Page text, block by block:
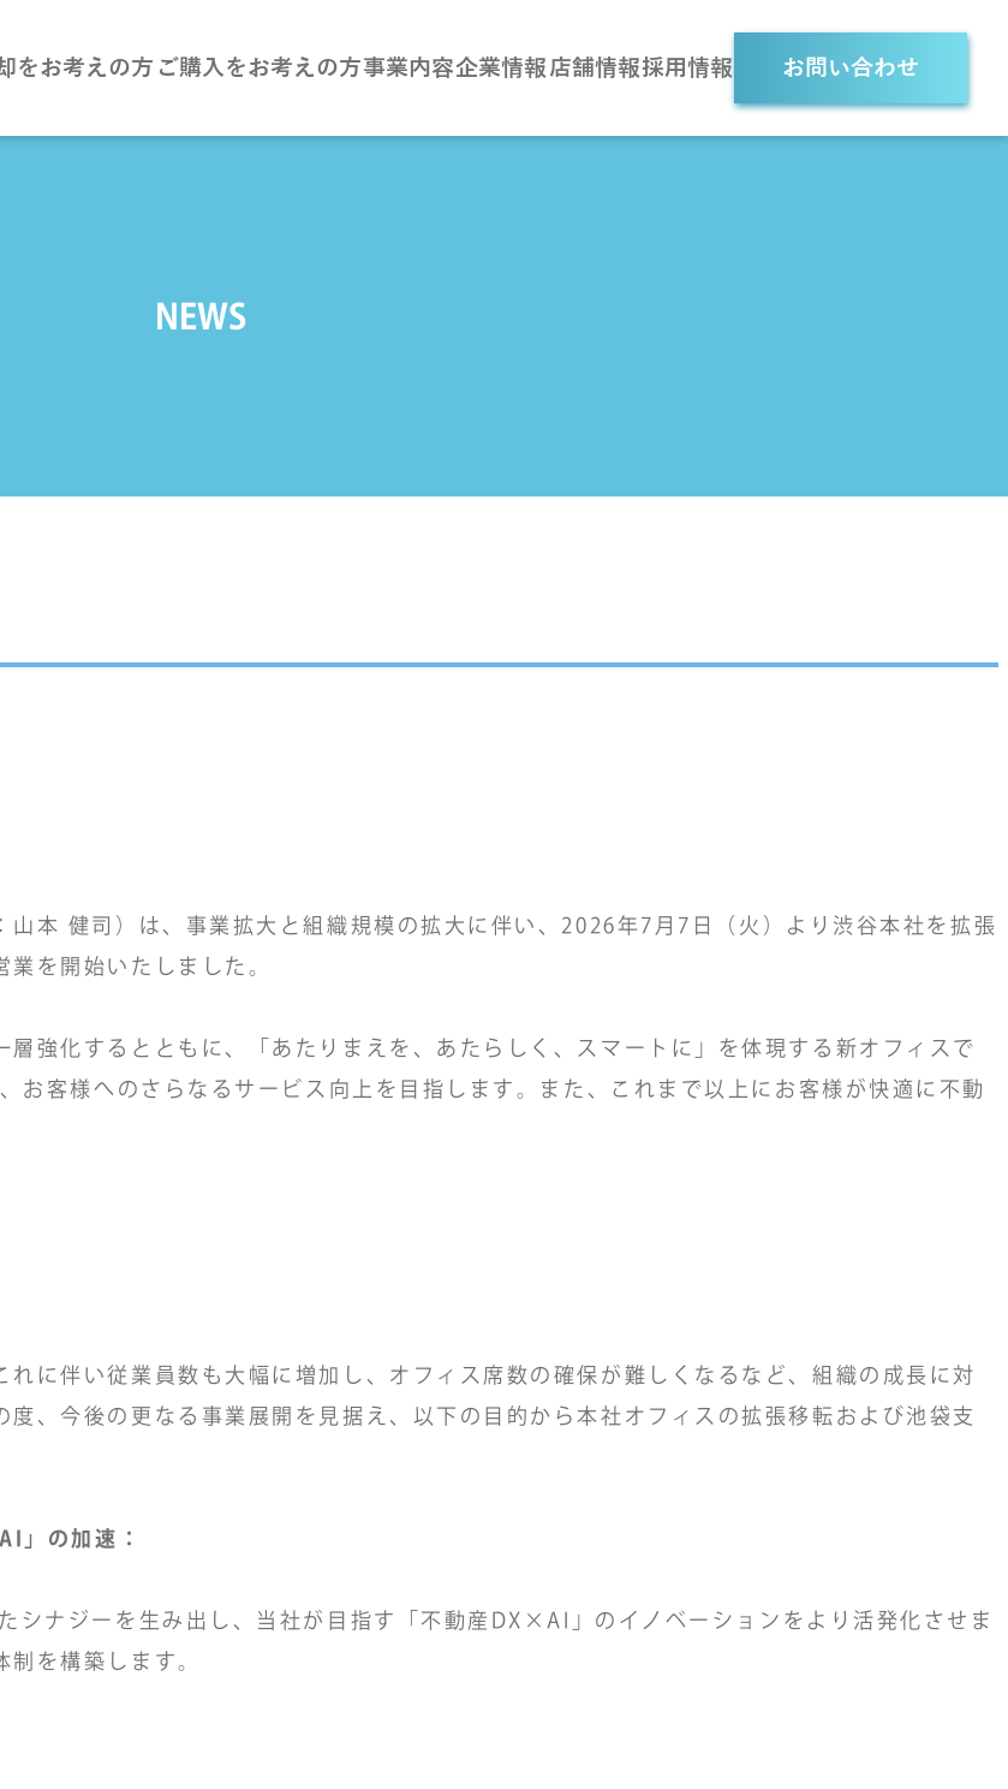
をお考えの方 ご購入をお考えの方事業内容企業情報店舗情報採用情報 お問い合わせ
NEWS
本 健司）は、事業拡大と組織規模の拡大に伴い、2026年7月7日（火）より渋谷本社を拡張
を開始いたしました。
強化するとともに、「あたりまえを、あたらしく、スマートに」を体現する新オフィスで
お客様へのさらなるサービス向上を目指します。また、これまで以上にお客様が快適に不動
に伴い従業員数も大幅に増加し、オフィス席数の確保が難しくなるなど、組織の成長に対
、今後の更なる事業展開を見据え、以下の目的から本社オフィスの拡張移転および池袋支
」の加速：
シナジーを生み出し、当社が目指す「不動産DX×AI」のイノベーションをより活発化させま
を構築します。